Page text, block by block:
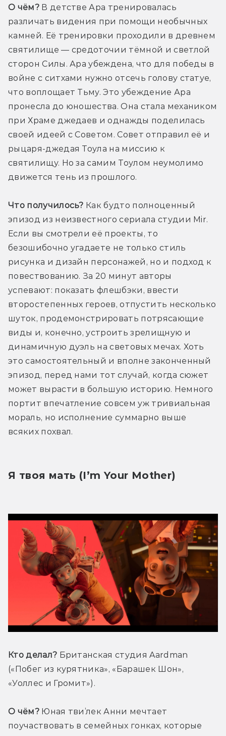
О чём? В детстве Ара тренировалась
различать видения при помощи необычных
камней. Её тренировки проходили в древнем
святилище — средоточии тёмной и светлой
сторон Силы. Ара убеждена, что для победы в
войне с ситхами нужно отсечь голову статуе,
что воплощает Тьму. Это убеждение Ара
пронесла до юношества. Она стала механиком
при Храме джедаев и однажды поделилась
своей идеей с Советом. Совет отправил её и
рыцаря-джедая Тоула на миссию к
святилищу. Но за самим Тоулом неумолимо
движется тень из прошлого.
Что получилось? Как будто полноценный
эпизод из неизвестного сериала студии Mir.
Если вы смотрели её проекты, то
безошибочно угадаете не только стиль
рисунка и дизайн персонажей, но и подход к
повествованию. За 20 минут авторы
успевают: показать флешбэки, ввести
второстепенных героев, отпустить несколько
шуток, продемонстрировать потрясающие
виды и, конечно, устроить зрелищную и
динамичную дуэль на световых мечах. Хоть
это самостоятельный и вполне законченный
эпизод, перед нами тот случай, когда сюжет
может вырасти в большую историю. Немного
портит впечатление совсем уж тривиальная
мораль, но исполнение суммарно выше
всяких похвал.
Я твоя мать (I’m Your Mother)
Кто делал? Британская студия Aardman
(«Побег из курятника», «Барашек Шон»,
«Уоллес и Громит»).
О чём? Юная тви’лек Анни мечтает
поучаствовать в семейных гонках, которые